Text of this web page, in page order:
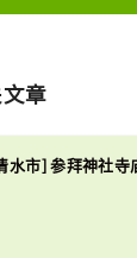
章
水市] 参拜神社寺